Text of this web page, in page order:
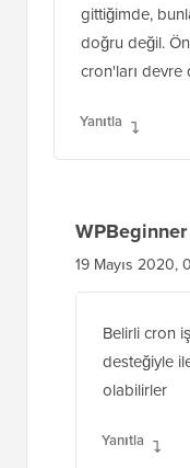
Kancalardaki
gittiğimde,
doğru değil.
WPBeginner
19 Mayıs 2020,
Belirli cron
desteğiyle